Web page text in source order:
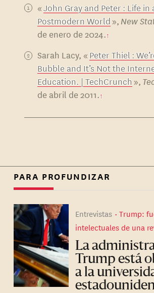
«John Gray and Peter : Life in
Postmodern World», New
de enero de 2024.
Sarah Lacy, «Peter Thiel :
Bubble and It’s Not the
Education. | TechCrunch »,
de abril de 2011.
PARA PROFUNDIZAR
Entrevistas
Trump:
intelectuales de una
La
Trump está
a la